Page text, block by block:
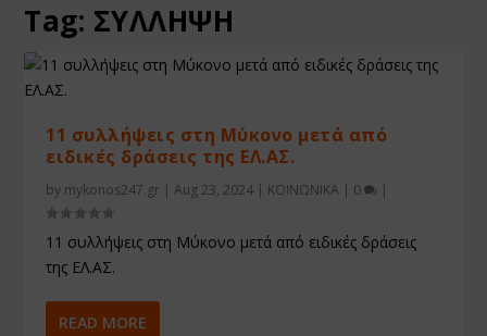
Tag: ΣΥΛΛΗΨΗ
11 συλλήψεις στη Μύκονο μετά από
ειδικές δράσεις της ΕΛ.ΑΣ.
by mykonos247.gr |Aug 23, 2024 | ΚΟΙΝΩΝΙΚΑ | 0 |
11 συλλήψεις στη Μύκονο μετά από ειδικές δράσεις
της ΕΛ.ΑΣ.
READ MORE